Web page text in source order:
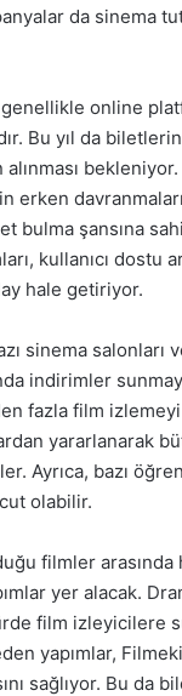
da sinema
online
Bu yıl da
erken
bulma şansına
kullanıcı dostu
hale getiriyor.
sinema salonları
indirimler
fazla film
yararlanarak
Ayrıca, bazı
olabilir.
filmler arasında
yer alacak.
film izleyicilere
yapımlar,
sağlıyor. Bu da